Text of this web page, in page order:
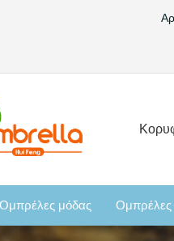
Ομπρέλες μόδας Ομπρέλες